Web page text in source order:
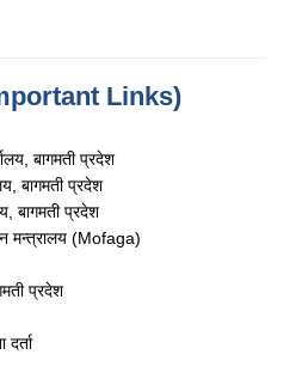
Links)
बागमती प्रदेश
बागमती प्रदेश
बागमती प्रदेश
मन्त्रालय (Mofaga)
प्रदेश